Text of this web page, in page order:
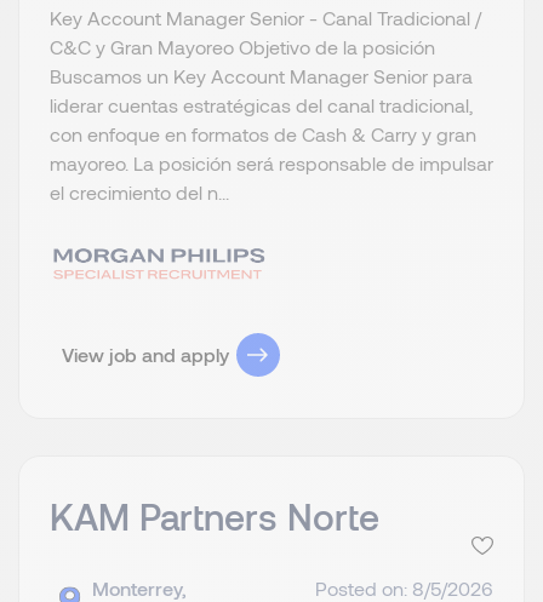
Key Account Manager Senior - Canal Tradicional /
C&C y Gran Mayoreo Objetivo de la posición
Buscamos un Key Account Manager Senior para
liderar cuentas estratégicas del canal tradicional,
con enfoque en formatos de Cash & Carry y gran
mayoreo. La posición será responsable de impulsar
el crecimiento del n...
View job and apply
KAM Partners Norte
Monterrey,
Posted on: 8/5/2026